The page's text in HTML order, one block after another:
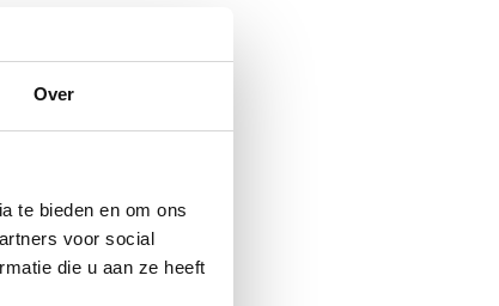
Over
te bieden en om ons
voor social
die u aan ze heeft